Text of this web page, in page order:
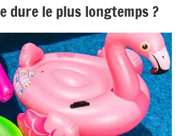
dure le plus longtemps ?